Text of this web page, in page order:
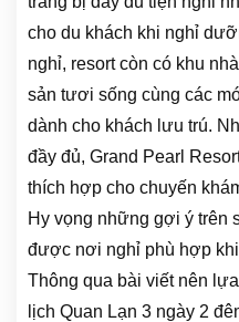
cho du khách khi nghỉ
nghỉ, resort còn có khu
sản tươi sống cùng các
dành cho khách lưu trú.
đầy đủ, Grand Pearl
thích hợp cho chuyến
Hy vọng những gợi ý trên
được nơi nghỉ phù hợp
Thông qua bài viết nên
lịch Quan Lạn 3 ngày 2